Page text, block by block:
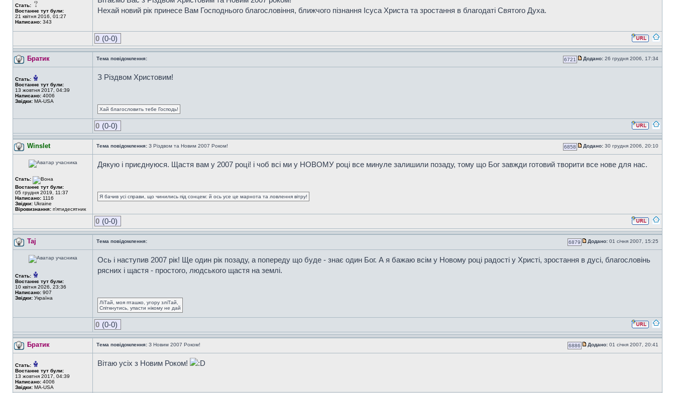
Стать:
Востаннє тут були:
21 квітня 2016, 01:27
Написано: 343
Нехай новий рік принесе Вам Господнього благословіння, ближчого пізнання Ісуса Христа та зростання в благодаті Святого Духа.
0 (0-0)
Братик Тема повідомлення: 6721 Додано: 26 грудня 2006, 17:34
Стать:
Востаннє тут були:
13 жовтня 2017, 04:39
Написано: 4006
Звідки: MA-USA
З Різдвом Христовим!
Хай благословить тебе Господь!
0 (0-0)
Winslet Тема повідомлення: З Різдвом та Новим 2007 Роком! 6858 Додано: 30 грудня 2006, 20:10
Стать:
Востаннє тут були:
05 грудня 2019, 11:37
Написано: 1116
Звідки: Ukraine
Віровизнання: п'ятидесятник
Дякую і приєднуюся. Щастя вам у 2007 році! і чоб всі ми у НОВОМУ році все минуле залишили позаду, тому що Бог завжди готовий творити все нове для нас.
Я бачив усі справи, що чинились під сонцем: й ось усе це марнота та ловлення вітру!
0 (0-0)
Taj Тема повідомлення: 6879 Додано: 01 січня 2007, 15:25
Стать:
Востаннє тут були:
10 квітня 2026, 23:36
Написано: 907
Звідки: Україна
Ось і наступив 2007 рік! Ще один рік позаду, а попереду що буде - знає один Бог. А я бажаю всім у Новому році радості у Христі, зростання в дусі, благословінь
рясних і щастя - простого, людського щастя на землі.
ЛіТай, моя пташко, угору зліТай,
Спіткнутись, упасти нікому не дай
0 (0-0)
Братик Тема повідомлення: З Новим 2007 Роком! 6886 Додано: 01 січня 2007, 20:41
Стать:
Востаннє тут були:
13 жовтня 2017, 04:39
Написано: 4006
Звідки: MA-USA
Вітаю усіх з Новим Роком!